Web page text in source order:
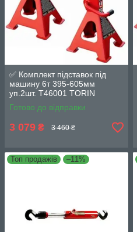
✅ Комплект підставок під
машину 6т 395-605мм
уп.2шт. T46001 TORIN
T46001
Готово до відправки
3 079 ₴ 3 460 ₴
Топ продажів –11%